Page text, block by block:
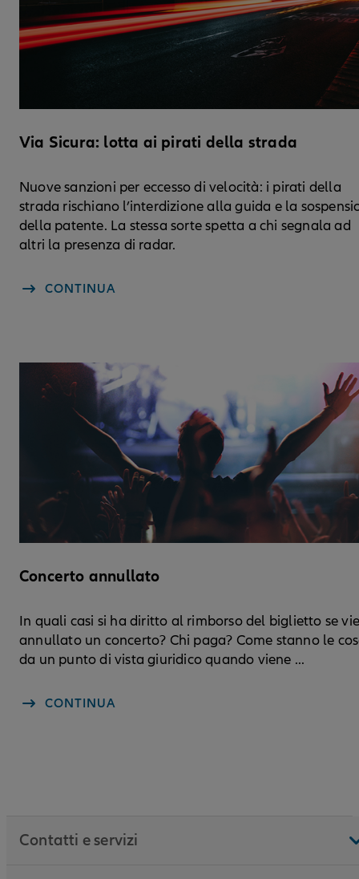
Via Sicura: lotta ai pirati della strada
Nuove sanzioni per eccesso di velocità: i pirati della
strada rischiano l’interdizione alla guida e la
della patente. La stessa sorte spetta a chi segnala ad
altri la presenza di radar.
CONTINUA
Concerto annullato
In quali casi si ha diritto al rimborso del biglietto se
annullato un concerto? Chi paga? Come stanno le
da un punto di vista giuridico quando viene ...
CONTINUA
Contatti e servizi